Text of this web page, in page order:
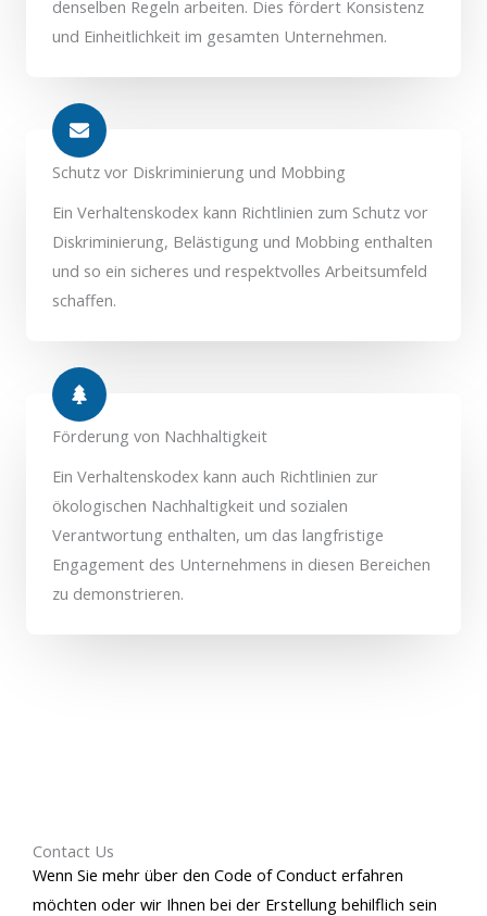
denselben Regeln arbeiten. Dies fördert Konsistenz
und Einheitlichkeit im gesamten Unternehmen.
Schutz vor Diskriminierung und Mobbing
Ein Verhaltenskodex kann Richtlinien zum Schutz vor
Diskriminierung, Belästigung und Mobbing enthalten
und so ein sicheres und respektvolles Arbeitsumfeld
schaffen.
Förderung von Nachhaltigkeit
Ein Verhaltenskodex kann auch Richtlinien zur
ökologischen Nachhaltigkeit und sozialen
Verantwortung enthalten, um das langfristige
Engagement des Unternehmens in diesen Bereichen
zu demonstrieren.
Contact Us
Wenn Sie mehr über den Code of Conduct erfahren
möchten oder wir Ihnen bei der Erstellung behilflich sein